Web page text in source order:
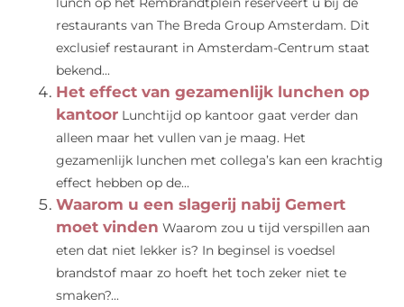
restaurants van The Breda Group Amsterdam. Dit
exclusief restaurant in Amsterdam-Centrum staat
bekend...
Het effect van gezamenlijk lunchen op
kantoor Lunchtijd op kantoor gaat verder dan
alleen maar het vullen van je maag. Het
gezamenlijk lunchen met collega’s kan een krachtig
effect hebben op de...
Waarom u een slagerij nabij Gemert
moet vinden Waarom zou u tijd verspillen aan
eten dat niet lekker is? In beginsel is voedsel
brandstof maar zo hoeft het toch zeker niet te
smaken?...